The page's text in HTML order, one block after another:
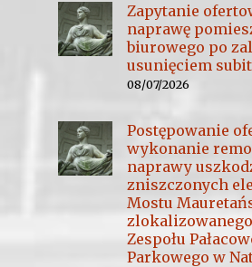
Zapytanie
naprawę
biurowego po
usunięciem
08/07/2026
Postępowanie
wykonanie
naprawy
zniszczonych
Mostu
Zespołu
Parkowego w